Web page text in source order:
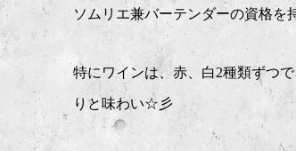
ソムリエ兼バーテンダーの資格を
特にワインは、赤、白2種類ずつ
りと味わい☆彡